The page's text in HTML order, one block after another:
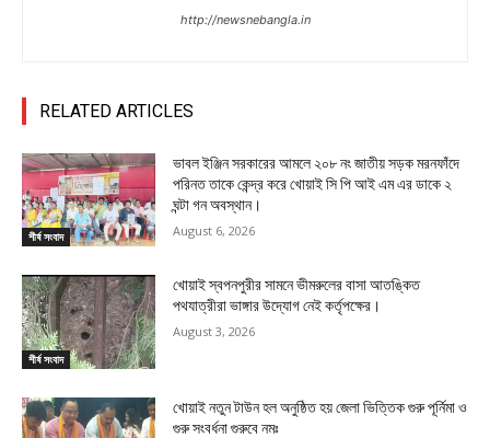
http://newsnebangla.in
RELATED ARTICLES
শীর্ষ সংবাদ
ভাবল ইঞ্জিন সরকারের আমলে ২০৮ নং জাতীয় সড়ক মরনফাঁদে
পরিনত তাকে কেন্দ্র করে খোয়াই সি পি আই এম এর ডাকে ২
ঘন্টা গন অবস্থান।
August 6, 2026
শীর্ষ সংবাদ
খোয়াই স্বপনপুরীর সামনে ভীমরুলের বাসা আতঙ্কিত
পথযাত্রীরা ভাঙ্গার উদ্যোগ নেই কর্তৃপক্ষের।
August 3, 2026
খোয়াই নতুন টাউন হল অনুষ্ঠিত হয় জেলা ভিত্তিক গুরু পূর্নিমা ও
গুরু সংবর্ধনা গুরুবে নমঃ